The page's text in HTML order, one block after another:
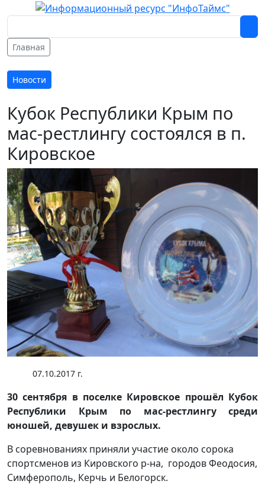
Главная
Новости
Кубок Республики Крым по
мас-рестлингу состоялся в п.
Кировское
07.10.2017 г.
30 сентября в поселке Кировское прошёл Кубок
Республики Крым по мас-рестлингу среди
юношей, девушек и взрослых.
В соревнованиях приняли участие около сорока
спортсменов из Кировского р-на, городов Феодосия,
Симферополь, Керчь и Белогорск.